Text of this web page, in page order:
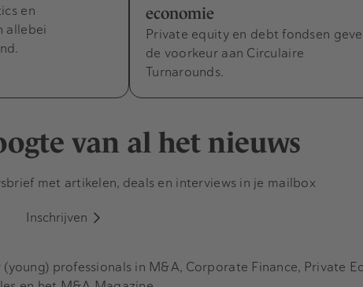
en
allebei
economie
Private equity en debt fondsen
de voorkeur aan Circulaire
Turnarounds.
van al het nieuws
met artikelen, deals en interviews in je mailbox
Inschrijven
professionals in M&A, Corporate Finance, Private